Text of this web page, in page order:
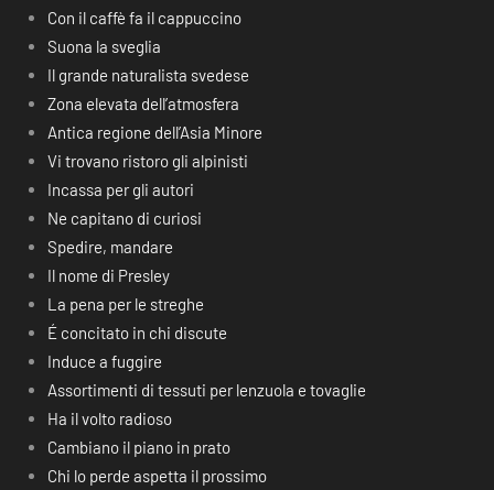
Con il caffè fa il cappuccino
Suona la sveglia
Il grande naturalista svedese
Zona elevata dell’atmosfera
Antica regione dell’Asia Minore
Vi trovano ristoro gli alpinisti
Incassa per gli autori
Ne capitano di curiosi
Spedire, mandare
Il nome di Presley
La pena per le streghe
É concitato in chi discute
Induce a fuggire
Assortimenti di tessuti per lenzuola e tovaglie
Ha il volto radioso
Cambiano il piano in prato
Chi lo perde aspetta il prossimo